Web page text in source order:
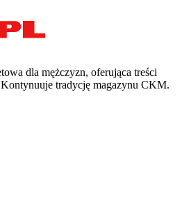
dla mężczyzn, oferująca treści
tradycję magazynu CKM.